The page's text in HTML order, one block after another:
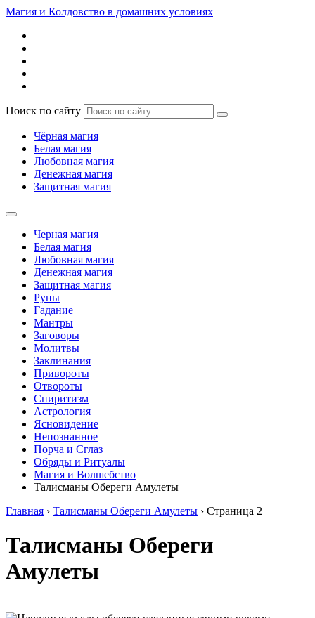
Магия и Колдовство в домашних условиях
Поиск по сайту
Чёрная магия
Белая магия
Любовная магия
Денежная магия
Защитная магия
Черная магия
Белая магия
Любовная магия
Денежная магия
Защитная магия
Руны
Гадание
Мантры
Заговоры
Молитвы
Заклинания
Привороты
Отвороты
Спиритизм
Астрология
Ясновидение
Непознанное
Порча и Сглаз
Обряды и Ритуалы
Магия и Волшебство
Талисманы Обереги Амулеты
Главная › Талисманы Обереги Амулеты › Страница 2
Талисманы Обереги
Амулеты